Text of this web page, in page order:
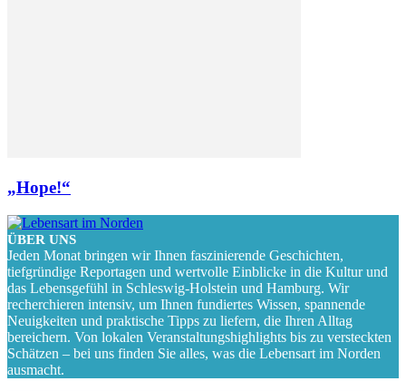
„Hope!“
ÜBER UNS
Jeden Monat bringen wir Ihnen faszinierende Geschichten,
tiefgründige Reportagen und wertvolle Einblicke in die Kultur und
das Lebensgefühl in Schleswig-Holstein und Hamburg. Wir
recherchieren intensiv, um Ihnen fundiertes Wissen, spannende
Neuigkeiten und praktische Tipps zu liefern, die Ihren Alltag
bereichern. Von lokalen Veranstaltungshighlights bis zu versteckten
Schätzen – bei uns finden Sie alles, was die Lebensart im Norden
ausmacht.